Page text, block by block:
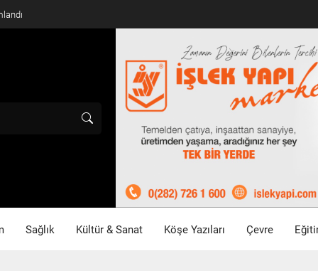
Sağlık Kültür & Sanat Köşe Yazıları Çevre